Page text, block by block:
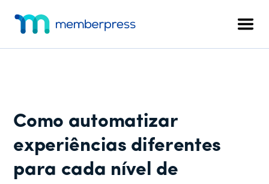
para
conteúdo
para
barra
para
rodapé
adicional
completo
para
WordPress
Como automatizar
experiências diferentes
para cada nível de